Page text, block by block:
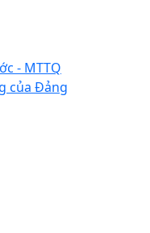
- MTTQ
của Đảng